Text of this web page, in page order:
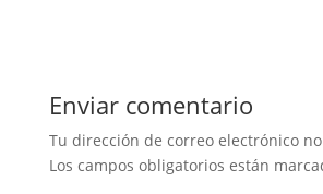
Enviar comentario
Tu dirección de correo electrónico
Los campos obligatorios están